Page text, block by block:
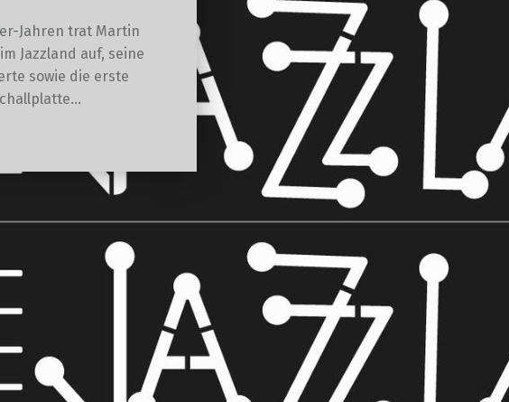
Jahren trat Martin
Jazzland auf, seine
sowie die erste